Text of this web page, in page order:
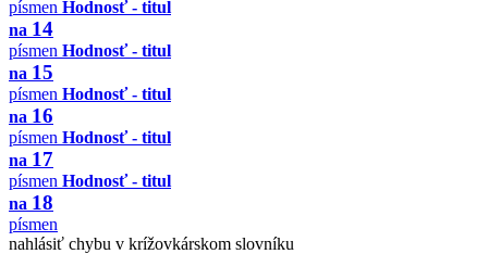
písmen Hodnosť - titul
na 14
písmen Hodnosť - titul
na 15
písmen Hodnosť - titul
na 16
písmen Hodnosť - titul
na 17
písmen Hodnosť - titul
na 18
písmen
nahlásiť chybu v krížovkárskom slovníku